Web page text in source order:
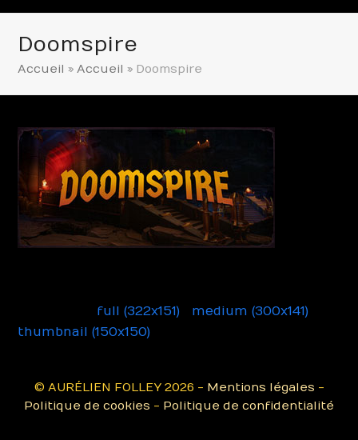
Doomspire
Accueil »Accueil » Doomspire
full (322x151) medium (300x141)
thumbnail (150x150)
© AURÉLIEN FOLLEY 2026 - Mentions légales -
Politique de cookies - Politique de confidentialité